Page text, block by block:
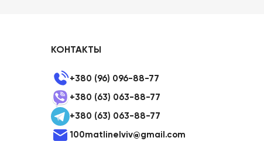
КОНТАКТЫ
+380 (96) 096-88-77
+380 (63) 063-88-77
+380 (63) 063-88-77
100matlinelviv@gmail.com